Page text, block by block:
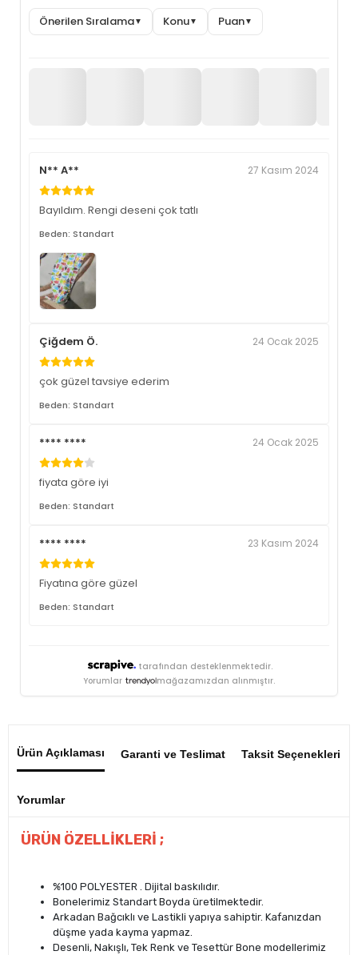
Önerilen Sıralama▼ Konu▼ Puan▼
N** A** 27 Kasım 2024
Bayıldım. Rengi deseni çok tatlı
Beden: Standart
Çiğdem Ö. 24 Ocak 2025
çok güzel tavsiye ederim
Beden: Standart
**** **** 24 Ocak 2025
fiyata göre iyi
Beden: Standart
**** **** 23 Kasım 2024
Fiyatına göre güzel
Beden: Standart
tarafından desteklenmektedir.
Yorumlar
mağazamızdan alınmıştır.
Ürün Açıklaması Garanti ve Teslimat Taksit Seçenekleri
Yorumlar
ÜRÜN ÖZELLİKLERİ ;
%100 POLYESTER . Dijital baskılıdır.
Bonelerimiz Standart Boyda üretilmektedir.
Arkadan Bağcıklı ve Lastikli yapıya sahiptir. Kafanızdan
düşme yada kayma yapmaz.
Desenli, Nakışlı, Tek Renk ve Tesettür Bone modellerimiz